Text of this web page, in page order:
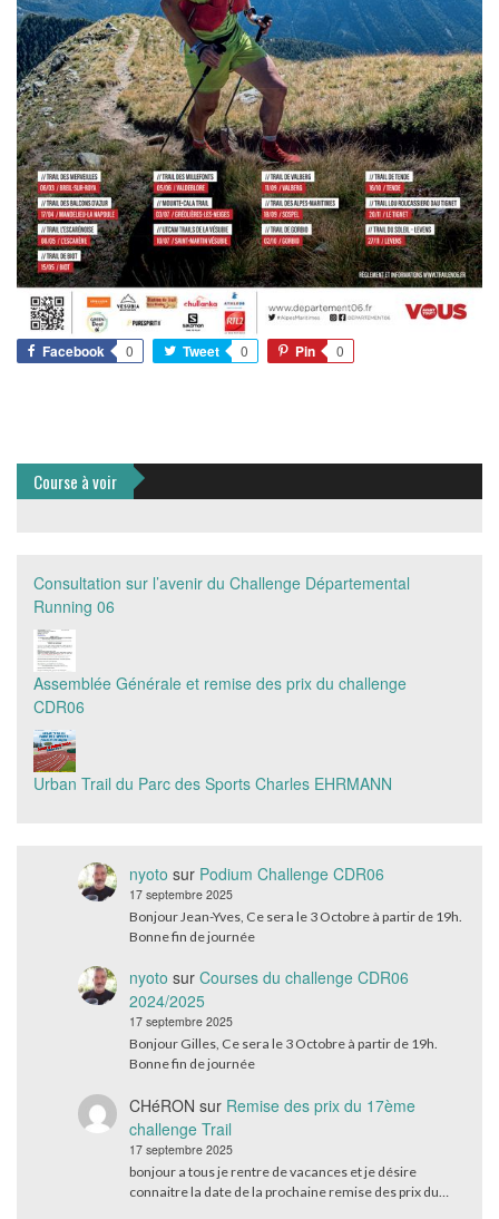
Facebook 0 Tweet 0 Pin 0
Course à voir
Consultation sur l’avenir du Challenge Départemental
Running 06
Assemblée Générale et remise des prix du challenge
CDR06
Urban Trail du Parc des Sports Charles EHRMANN
nyoto sur Podium Challenge CDR06
17 septembre 2025
Bonjour Jean-Yves, Ce sera le 3 Octobre à partir de 19h.
Bonne fin de journée
nyoto sur Courses du challenge CDR06
2024/2025
17 septembre 2025
Bonjour Gilles, Ce sera le 3 Octobre à partir de 19h.
Bonne fin de journée
CHéRON sur Remise des prix du 17ème
challenge Trail
17 septembre 2025
bonjour a tous je rentre de vacances et je désire
connaitre la date de la prochaine remise des prix du…